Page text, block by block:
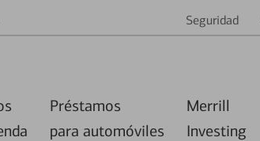
Seguridad
Préstamos
para automóviles
Merrill
Investing